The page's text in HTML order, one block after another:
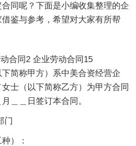
同呢？下面是小编收集整理的企
鉴与参考，希望对大家有所帮
下简称甲方）系中美合资经营企
士（以下简称乙方）为甲方合同
＿＿日签订本合同。
门
）：
合同2 企业劳动合同15